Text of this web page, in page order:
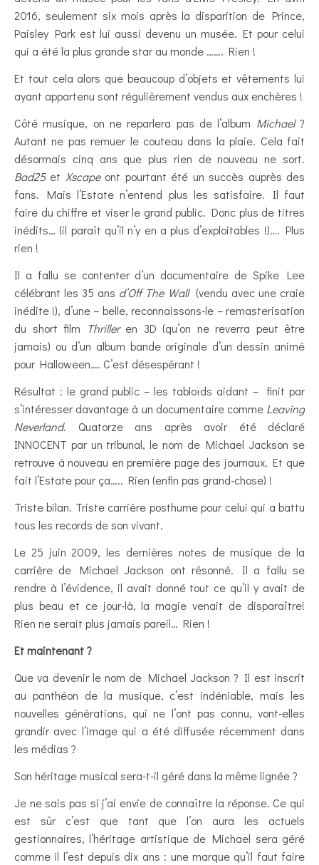
2016, seulement six mois après la disparition de Prince,
Paisley Park est lui aussi devenu un musée. Et pour celui
qui a été la plus grande star au monde ……. Rien !
Et tout cela alors que beaucoup d’objets et vêtements lui
ayant appartenu sont régulièrement vendus aux enchères !
Côté musique, on ne reparlera pas de l’album Michael?
Autant ne pas remuer le couteau dans la plaie. Cela fait
désormais cinq ans que plus rien de nouveau ne sort.
Bad25et Xscapeont pourtant été un succès auprès des
fans. Mais l’Estate n’entend plus les satisfaire. Il faut
faire du chiffre et viser le grand public. Donc plus de titres
inédits… (il paraît qu’il n’y en a plus d’exploitables !)…. Plus
rien !
Il a fallu se contenter d’un documentaire de Spike Lee
célébrant les 35 ans d’Off The Wall(vendu avec une craie
inédite !), d’une – belle, reconnaissons-le – remasterisation
du short film Thrilleren 3D (qu’on ne reverra peut être
jamais) ou d’un album bande originale d’un dessin animé
pour Halloween…. C’est désespérant !
Résultat : le grand public – les tabloïds aidant – finit par
s’intéresser davantage à un documentaire comme Leaving
Neverland. Quatorze ans après avoir été déclaré
INNOCENT par un tribunal, le nom de Michael Jackson se
retrouve à nouveau en première page des journaux. Et que
fait l’Estate pour ça….. Rien (enfin pas grand-chose) !
Triste bilan. Triste carrière posthume pour celui qui a battu
tous les records de son vivant.
Le 25 juin 2009, les dernières notes de musique de la
carrière de Michael Jackson ont résonné. Il a fallu se
rendre à l’évidence, il avait donné tout ce qu’il y avait de
plus beau et ce jour-là, la magie venait de disparaître!
Rien ne serait plus jamais pareil… Rien !
Et maintenant ?
Que va devenir le nom de Michael Jackson ? Il est inscrit
au panthéon de la musique, c’est indéniable, mais les
nouvelles générations, qui ne l’ont pas connu, vont-elles
grandir avec l’image qui a été diffusée récemment dans
les médias ?
Son héritage musical sera-t-il géré dans la même lignée ?
Je ne sais pas si j’ai envie de connaître la réponse. Ce qui
est sûr c’est que tant que l’on aura les actuels
gestionnaires, l’héritage artistique de Michael sera géré
comme il l’est depuis dix ans : une marque qu’il faut faire